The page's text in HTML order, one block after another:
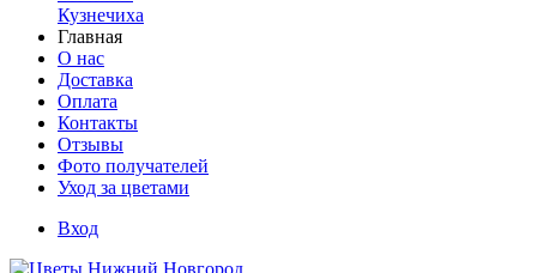
Кузнечиха
Главная
О нас
Доставка
Оплата
Контакты
Отзывы
Фото получателей
Уход за цветами
Вход